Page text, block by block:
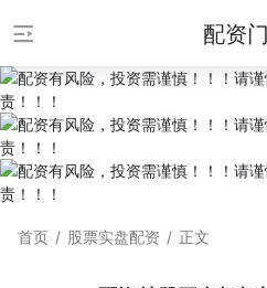
配资
首页 / 股票实盘配资 / 正文